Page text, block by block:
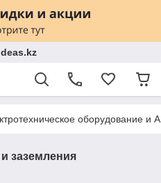
оборудование и
заземления